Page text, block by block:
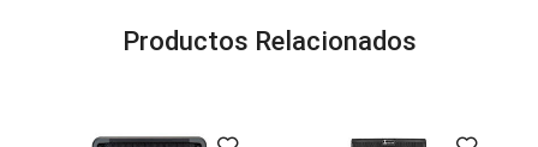
Productos Relacionados